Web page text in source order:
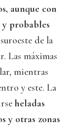
aunque con
probables
de la
Las máximas
mientras
y este. La
heladas
y otras zonas